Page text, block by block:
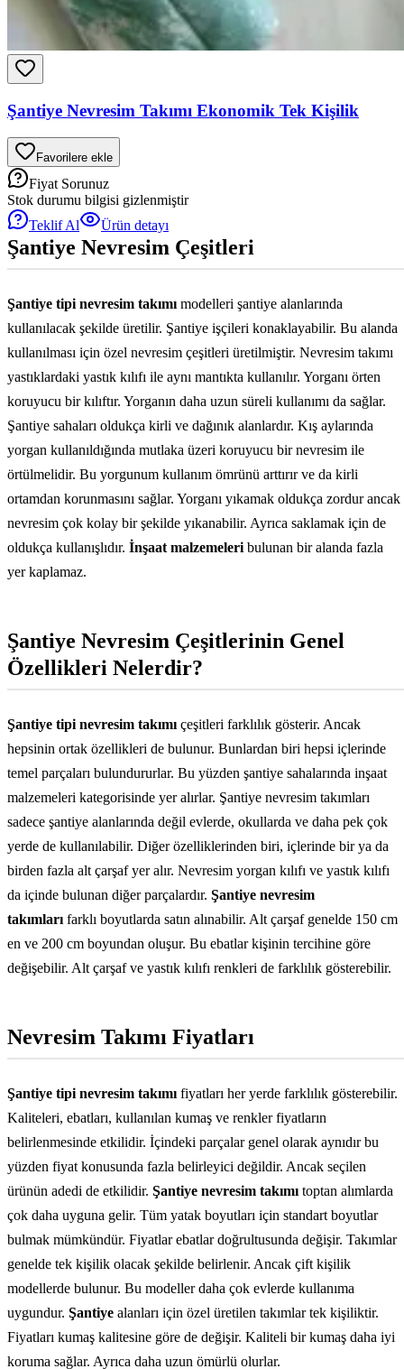
Şantiye Nevresim Takımı Ekonomik Tek Kişilik
Favorilere ekle
Fiyat Sorunuz
Stok durumu bilgisi gizlenmiştir
Teklif Al
Ürün detayı
Şantiye Nevresim Çeşitleri
Şantiye tipi nevresim takımı modelleri şantiye alanlarında
kullanılacak şekilde üretilir. Şantiye işçileri konaklayabilir. Bu alanda
kullanılması için özel nevresim çeşitleri üretilmiştir. Nevresim takımı
yastıklardaki yastık kılıfı ile aynı mantıkta kullanılır. Yorganı örten
koruyucu bir kılıftır. Yorganın daha uzun süreli kullanımı da sağlar.
Şantiye sahaları oldukça kirli ve dağınık alanlardır. Kış aylarında
yorgan kullanıldığında mutlaka üzeri koruyucu bir nevresim ile
örtülmelidir. Bu yorgunum kullanım ömrünü arttırır ve da kirli
ortamdan korunmasını sağlar. Yorganı yıkamak oldukça zordur ancak
nevresim çok kolay bir şekilde yıkanabilir. Ayrıca saklamak için de
oldukça kullanışlıdır. İnşaat malzemeleri bulunan bir alanda fazla
yer kaplamaz.
Şantiye Nevresim Çeşitlerinin Genel
Özellikleri Nelerdir?
Şantiye tipi nevresim takımı çeşitleri farklılık gösterir. Ancak
hepsinin ortak özellikleri de bulunur. Bunlardan biri hepsi içlerinde
temel parçaları bulundururlar. Bu yüzden şantiye sahalarında inşaat
malzemeleri kategorisinde yer alırlar. Şantiye nevresim takımları
sadece şantiye alanlarında değil evlerde, okullarda ve daha pek çok
yerde de kullanılabilir. Diğer özelliklerinden biri, içlerinde bir ya da
birden fazla alt çarşaf yer alır. Nevresim yorgan kılıfı ve yastık kılıfı
da içinde bulunan diğer parçalardır. Şantiye nevresim
takımları farklı boyutlarda satın alınabilir. Alt çarşaf genelde 150 cm
en ve 200 cm boyundan oluşur. Bu ebatlar kişinin tercihine göre
değişebilir. Alt çarşaf ve yastık kılıfı renkleri de farklılık gösterebilir.
Nevresim Takımı Fiyatları
Şantiye tipi nevresim takımı fiyatları her yerde farklılık gösterebilir.
Kaliteleri, ebatları, kullanılan kumaş ve renkler fiyatların
belirlenmesinde etkilidir. İçindeki parçalar genel olarak aynıdır bu
yüzden fiyat konusunda fazla belirleyici değildir. Ancak seçilen
ürünün adedi de etkilidir. Şantiye nevresim takımı toptan alımlarda
çok daha uyguna gelir. Tüm yatak boyutları için standart boyutlar
bulmak mümkündür. Fiyatlar ebatlar doğrultusunda değişir. Takımlar
genelde tek kişilik olacak şekilde belirlenir. Ancak çift kişilik
modellerde bulunur. Bu modeller daha çok evlerde kullanıma
uygundur. Şantiye alanları için özel üretilen takımlar tek kişiliktir.
Fiyatları kumaş kalitesine göre de değişir. Kaliteli bir kumaş daha iyi
koruma sağlar. Ayrıca daha uzun ömürlü olurlar.